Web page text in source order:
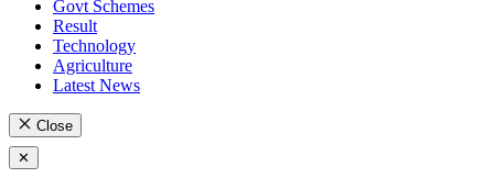
Govt Schemes
Result
Technology
Agriculture
Latest News
Close
✕